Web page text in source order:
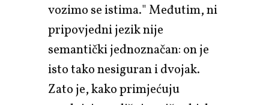
vozimo se istima." Međutim, ni
pripovjedni jezik nije
semantički jednoznačan: on je
isto tako nesiguran i dvojak.
Zato je, kako primjećuju